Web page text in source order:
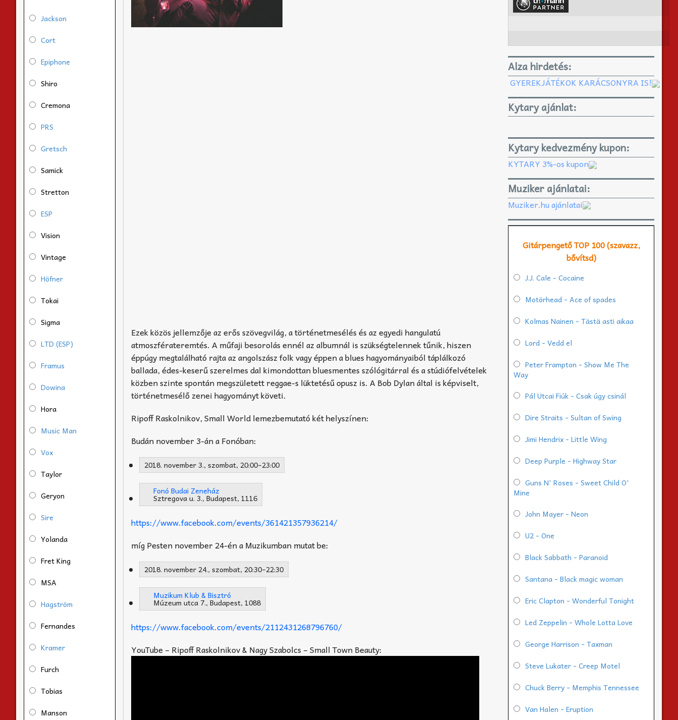
Ezek közös jellemzője az erős szövegvilág, a történetmesélés és az egyedi hangulatú
atmoszférateremtés. A műfaji besorolás ennél az albumnál is szükségtelennek tűnik, hiszen
éppúgy megtalálható rajta az angolszász folk vagy éppen a blues hagyományaiból táplálkozó
ballada, édes-keserű szerelmes dal kimondottan bluesmentes szólógitárral és a stúdiófelvételek
közben szinte spontán megszületett reggae-s lüktetésű opusz is. A Bob Dylan által is képviselt,
történetmesélő zenei hagyományt követi.
Ripoff Raskolnikov, Small World lemezbemutató két helyszínen:
Budán november 3-án a Fonóban:
2018. november 3., szombat, 20:00–23:00
Fonó Budai Zeneház
Sztregova u. 3., Budapest, 1116
https://www.facebook.com/events/361421357936214/
míg Pesten november 24-én a Muzikumban mutat be:
2018. november 24., szombat, 20:30–22:30
Muzikum Klub & Bisztró
Múzeum utca 7., Budapest, 1088
https://www.facebook.com/events/2112431268796760/
YouTube – Ripoff Raskolnikov & Nagy Szabolcs – Small Town Beauty:
Jackson
Cort
Epiphone
Shiro
Cremona
PRS
Gretsch
Samick
Stretton
ESP
Vision
Vintage
Höfner
Tokai
Sigma
LTD (ESP)
Framus
Dowina
Hora
Music Man
Vox
Taylor
Geryon
Sire
Yolanda
Fret King
MSA
Hagström
Fernandes
Kramer
Furch
Tobias
Manson
Alza hirdetés:
GYEREKJÁTÉKOK KARÁCSONYRA IS!
Kytary ajánlat:
Kytary kedvezmény kupon:
KYTARY 3%-os kupon
Muziker ajánlatai:
Muziker.hu ajánlatai
Gitárpengető TOP 100 (szavazz,
bővítsd)
J.J. Cale - Cocaine
Motörhead - Ace of spades
Kolmas Nainen - Tästä asti aikaa
Lord - Vedd el
Peter Frampton - Show Me The
Way
Pál Utcai Fiúk - Csak úgy csinál
Dire Straits - Sultan of Swing
Jimi Hendrix - Little Wing
Deep Purple - Highway Star
Guns N' Roses - Sweet Child O'
Mine
John Mayer - Neon
U2 - One
Black Sabbath - Paranoid
Santana - Black magic woman
Eric Clapton - Wonderful Tonight
Led Zeppelin - Whole Lotta Love
George Harrison - Taxman
Steve Lukater - Creep Motel
Chuck Berry - Memphis Tennessee
Van Halen - Eruption